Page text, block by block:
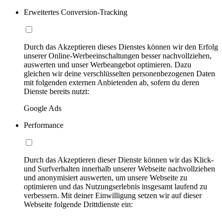
Erweitertes Conversion-Tracking
Durch das Akzeptieren dieses Dienstes können wir den Erfolg
unserer Online-Werbeeinschaltungen besser nachvollziehen,
auswerten und unser Werbeangebot optimieren. Dazu
gleichen wir deine verschlüsselten personenbezogenen Daten
mit folgenden externen Anbietenden ab, sofern du deren
Dienste bereits nutzt:
Google Ads
Performance
Durch das Akzeptieren dieser Dienste können wir das Klick-
und Surfverhalten innerhalb unserer Webseite nachvollziehen
und anonymisiert auswerten, um unsere Webseite zu
optimieren und das Nutzungserlebnis insgesamt laufend zu
verbessern. Mit deiner Einwilligung setzen wir auf dieser
Webseite folgende Drittdienste ein: